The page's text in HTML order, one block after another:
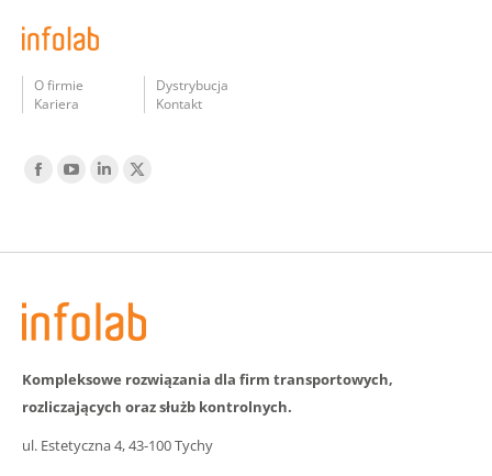
O firmie
Kariera
Dystrybucja
Kontakt
Find us on:
Facebook
LinkedTwitter
Kompleksowe rozwiązania dla firm transportowych,
rozliczających oraz służb kontrolnych.
ul. Estetyczna 4, 43-100 Tychy